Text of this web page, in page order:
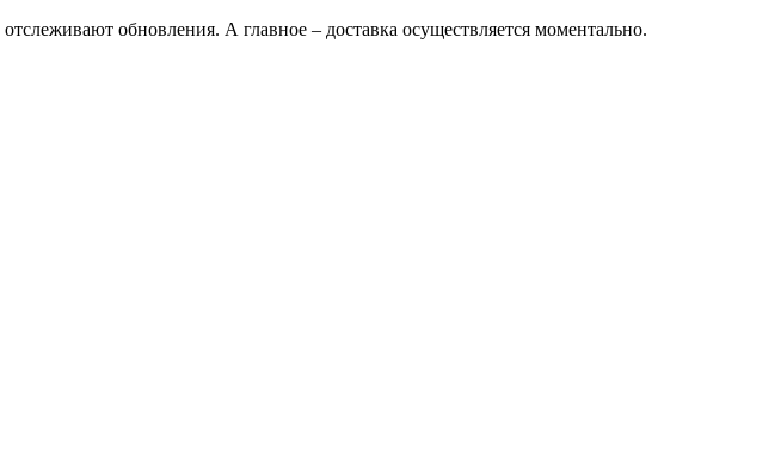
обновления. А главное – доставка осуществляется моментально.